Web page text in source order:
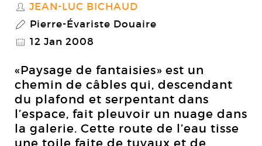
S JEAN-LUC BICHAUD
P Pierre-Évariste Douaire
@ 12 Jan 2008
«Paysage de fantaisies» est un
chemin de câbles qui, descendant
du plafond et serpentant dans
l’espace, fait pleuvoir un nuage dans
la galerie. Cette route de l’eau tisse
une toile faite de tuyaux et de